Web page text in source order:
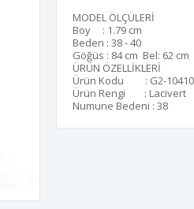
MODEL ÖLÇÜLERİ
Boy : 1.79 cm
Beden : 38 - 40
Göğüs : 84 cm Bel: 62 cm
ÜRÜN ÖZELLİKLERİ
Ürün Kodu : G2-
Ürün Rengi : Lacivert
Numune Bedeni : 38